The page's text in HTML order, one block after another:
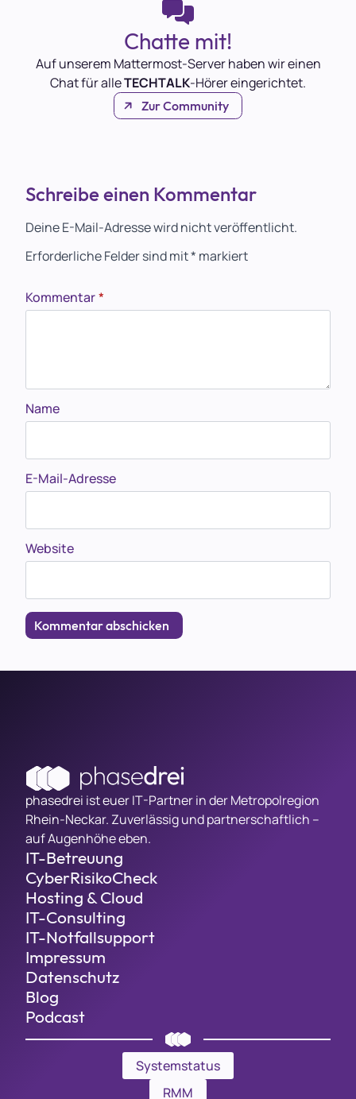
Chatte mit!
Auf unserem Mattermost-Server haben wir einen
Chat für alleTECHTALK-Hörer eingerichtet.
Zur Community
Schreibe einen Kommentar
Deine E-Mail-Adresse wird nicht veröffentlicht.
Erforderliche Felder sind mit* markiert
Kommentar*
Name
E-Mail-Adresse
Website
phasedrei ist euer IT-Partner in der Metropolregion
Rhein-Neckar. Zuverlässig und partnerschaftlich –
auf Augenhöhe eben.
IT-Betreuung
CyberRisikoCheck
Hosting & Cloud
IT-Consulting
IT-Notfallsupport
Impressum
Datenschutz
Blog
Podcast
Systemstatus
RMM